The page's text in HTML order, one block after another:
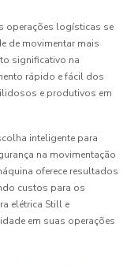
operações logísticas se
de movimentar mais
significativo na
rápido e fácil dos
e produtivos em
inteligente para
na movimentação
oferece resultados
custos para os
elétrica Still e
em suas operações